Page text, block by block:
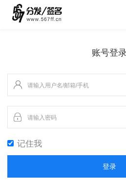
账号登
记住我
登录